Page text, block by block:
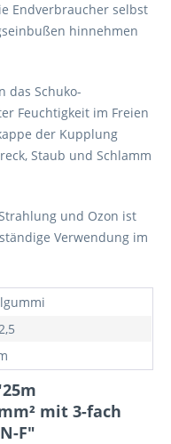
Endverbraucher selbst
hinnehmen
das Schuko-
Feuchtigkeit im Freien
der Kupplung
Staub und Schlamm
und Ozon ist
Verwendung im
mit 3-fach
F"